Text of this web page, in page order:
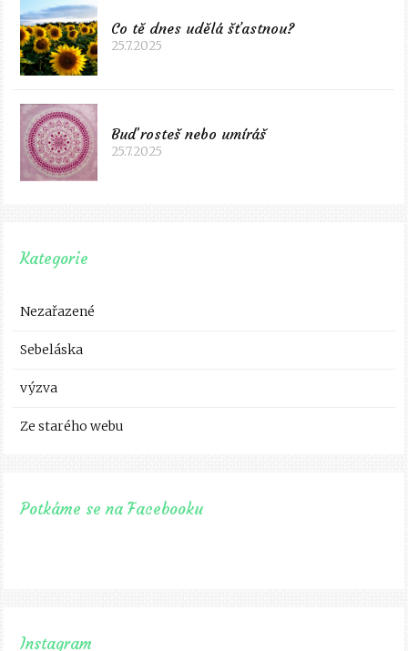
Co tě dnes udělá šťastnou?
25.7.2025
Buď rosteš nebo umíráš
25.7.2025
Kategorie
Nezařazené
Sebeláska
výzva
Ze starého webu
Potkáme se na Facebooku
Instagram